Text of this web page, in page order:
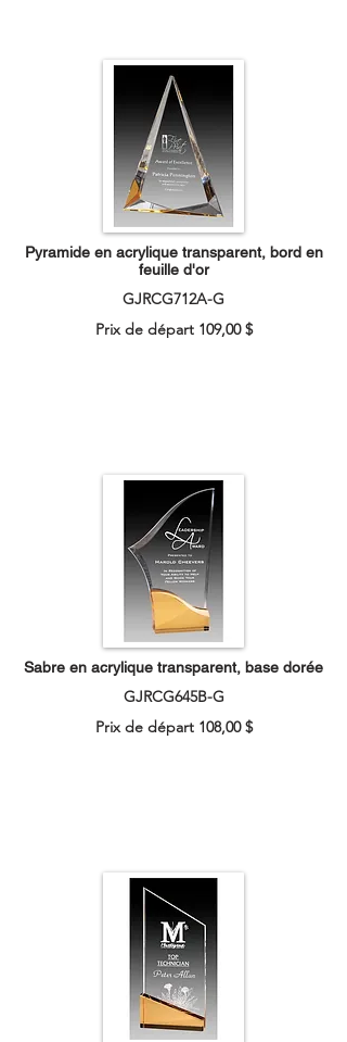
Pyramide en acrylique transparent, bord en
feuille d'or
GJRCG712A-G
Prix de départ 109,00 $
Sabre en acrylique transparent, base dorée
GJRCG645B-G
Prix de départ 108,00 $